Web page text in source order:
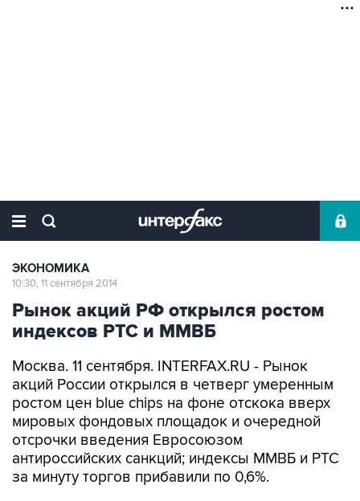
ЭКОНОМИКА
10:30, 11 сентября 2014
Рынок акций РФ открылся ростом
индексов РТС и ММВБ
Москва. 11 сентября. INTERFAX.RU - Рынок
акций России открылся в четверг умеренным
ростом цен blue chips на фоне отскока вверх
мировых фондовых площадок и очередной
отсрочки введения Евросоюзом
антироссийских санкций; индексы ММВБ и РТС
за минуту торгов прибавили по 0,6%.